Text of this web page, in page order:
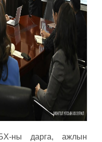
ны дарга, ажлын